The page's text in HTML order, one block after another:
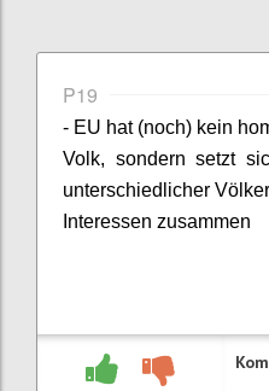
P19
- EU hat (noch) kein
Volk, sondern setzt
unterschiedlicher
Interessen zusammen